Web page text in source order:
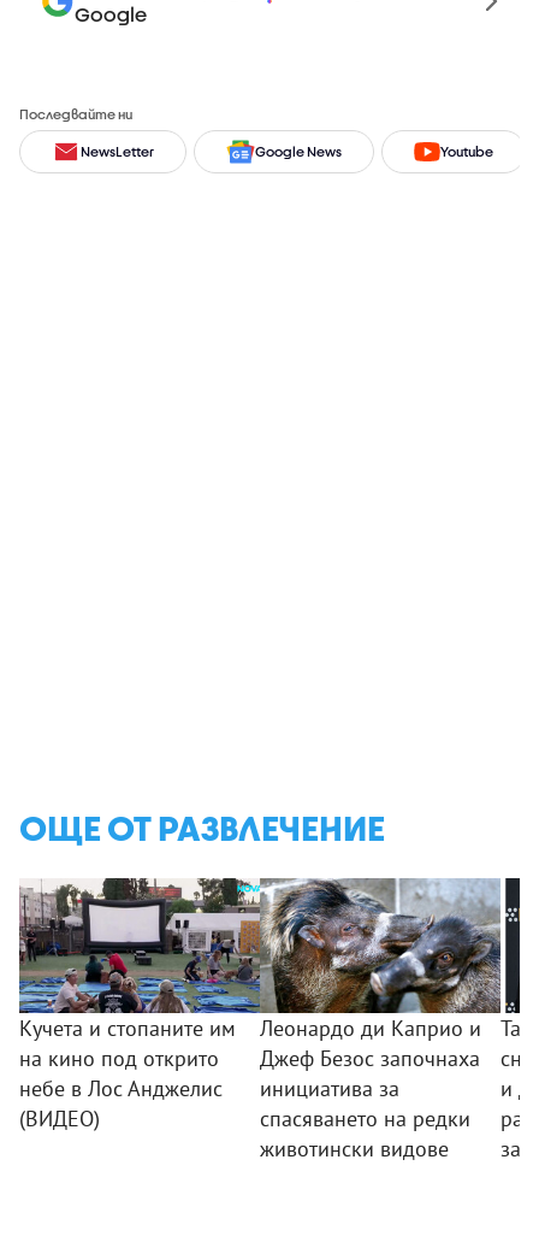
Google
Последвайте ни
NewsLetter Google News Youtube
ОЩЕ ОТ РАЗВЛЕЧЕНИЕ
Кучета и стопаните им
на кино под открито
небе в Лос Анджелис
(ВИДЕО)
Леонардо ди Каприо и
Джеф Безос започнаха
инициатива за
спасяването на редки
животински видове
и
за